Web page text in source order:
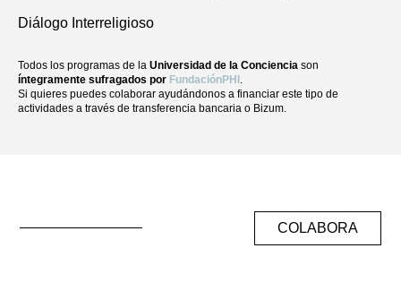
Diálogo Interreligioso
Todos los programas de la Universidad de la Conciencia son
íntegramente sufragados por FundaciónPHI .
Si quieres puedes colaborar ayudándonos a financiar este tipo de
actividades a través de transferencia bancaria o Bizum.
COLABORA